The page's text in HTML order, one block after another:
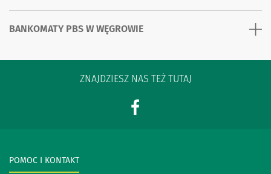
BANKOMATY PBS W WĘGROWIE
ZNAJDZIESZ NAS TEŻ TUTAJ
POMOC I KONTAKT